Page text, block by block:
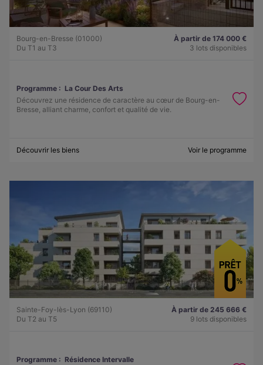
Bourg-en-Bresse (01000)
Du T1 au T3
À partir de 174 000 €
3 lots disponibles
Programme : La Cour Des Arts
Découvrez une résidence de caractère au cœur de Bourg-en-
Bresse, alliant charme, confort et qualité de vie.
Découvrir les biens Voir le programme
Sainte-Foy-lès-Lyon (69110)
Du T2 au T5
À partir de 245 666 €
9 lots disponibles
Programme : Résidence Intervalle